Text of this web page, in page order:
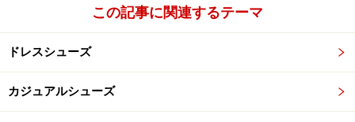
：粒子がやや粗く水や油には溶けないので、平板な
色調になりやすいが、その分シミなどは起こりにくい。
革の表面に付着する。
革の鞣しや靴の仕上げの工程で、その性質や用途に合わ
この記事に関連するテーマ
ドレスシューズ
カジュアルシューズ